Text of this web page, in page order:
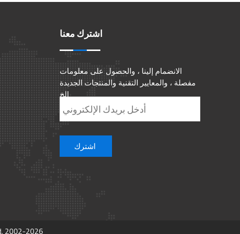
اشترك معنا
الانضمام إلينا ، والحصول على معلومات
مفصلة ، والمعايير التقنية والمنتجات الجديدة
الخ
2002-2026